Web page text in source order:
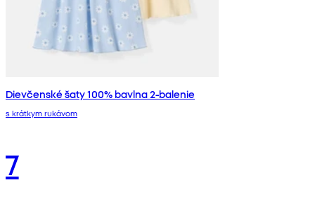
Dievčenské šaty 100% bavlna 2-balenie
s krátkym rukávom
7